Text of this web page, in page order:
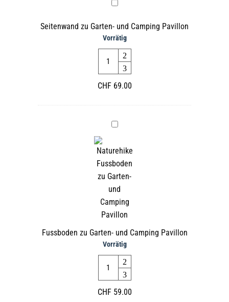
Seitenwand
Garten-
und
Camping
Pavillon
Seitenwand zu Garten- und Camping Pavillon
Vorrätig
Quantity
CHF69.00
Fussboden
Garten-
und
Camping
Pavillon
Fussboden zu Garten- und Camping Pavillon
Vorrätig
Quantity
CHF59.00